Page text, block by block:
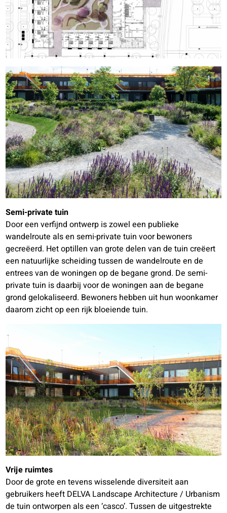
Semi-private tuin
Door een verfijnd ontwerp is zowel een publieke
wandelroute als en semi-private tuin voor bewoners
gecreëerd. Het optillen van grote delen van de tuin creëert
een natuurlijke scheiding tussen de wandelroute en de
entrees van de woningen op de begane grond. De semi-
private tuin is daarbij voor de woningen aan de begane
grond gelokaliseerd. Bewoners hebben uit hun woonkamer
daarom zicht op een rijk bloeiende tuin.
Vrije ruimtes
Door de grote en tevens wisselende diversiteit aan
gebruikers heeft DELVA Landscape Architecture / Urbanism
de tuin ontworpen als een ‘casco’. Tussen de uitgestrekte